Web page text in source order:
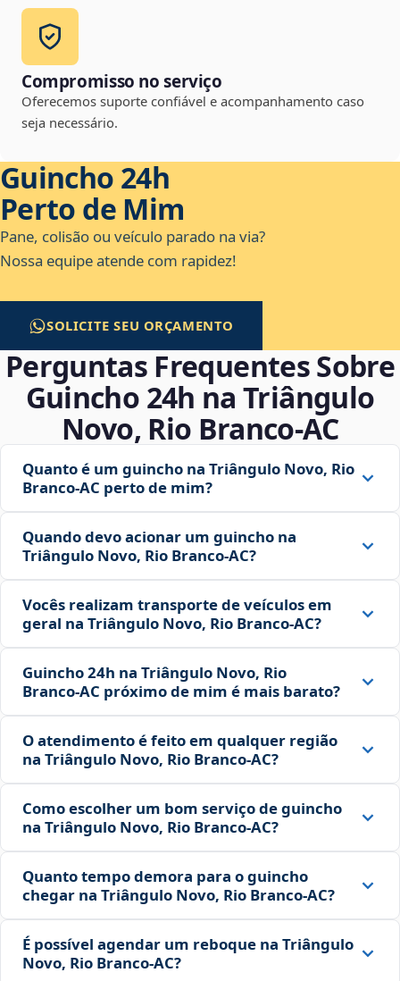
Compromisso no serviço
Oferecemos suporte confiável e acompanhamento caso
seja necessário.
Guincho 24h
Perto de Mim
Pane, colisão ou veículo parado na via?
Nossa equipe atende com rapidez!
SOLICITE SEU ORÇAMENTO
Perguntas Frequentes Sobre
Guincho 24h na Triângulo
Novo, Rio Branco‑AC
Quanto é um guincho na Triângulo Novo, Rio
Branco‑AC perto de mim?
Quando devo acionar um guincho na
Triângulo Novo, Rio Branco‑AC?
Vocês realizam transporte de veículos em
geral na Triângulo Novo, Rio Branco‑AC?
Guincho 24h na Triângulo Novo, Rio
Branco‑AC próximo de mim é mais barato?
O atendimento é feito em qualquer região
na Triângulo Novo, Rio Branco‑AC?
Como escolher um bom serviço de guincho
na Triângulo Novo, Rio Branco‑AC?
Quanto tempo demora para o guincho
chegar na Triângulo Novo, Rio Branco‑AC?
É possível agendar um reboque na Triângulo
Novo, Rio Branco‑AC?